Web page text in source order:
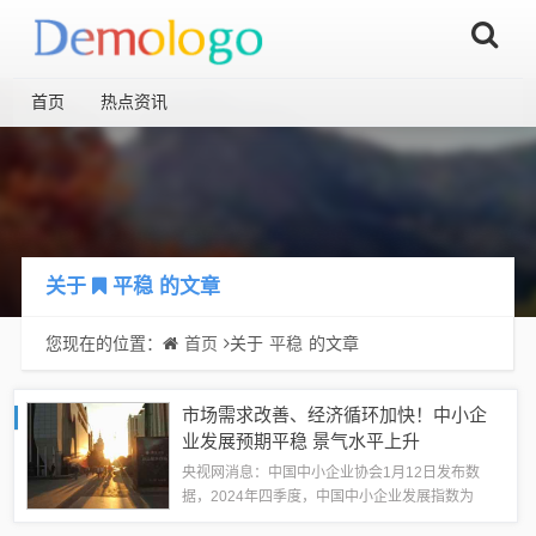
首页 热点资讯
关于 平稳的文章
您现在的位置： 首页 关于 平稳 的文章
市场需求改善、经济循环加快！中小企
业发展预期平稳 景气水平上升
央视网消息：中国中小企业协会1月12日发布数
据，2024年四季度，中国中小企业发展指数为